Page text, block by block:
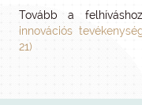
Tovább a
innovációs
21)